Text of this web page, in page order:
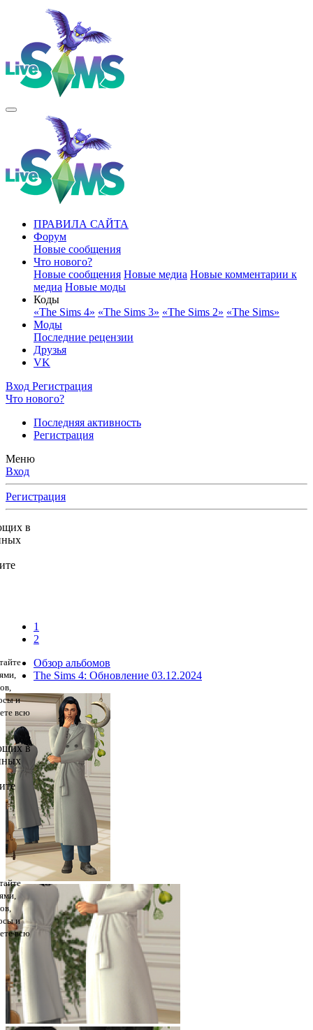
ПРАВИЛА САЙТА
Форум
Новые сообщения
Что нового?
Новые сообщения Новые медиа Новые комментарии к
медиа Новые моды
Коды
«The Sims 4» «The Sims 3» «The Sims 2» «The Sims»
Моды
Последние рецензии
Друзья
VK
Вход Регистрация
Что нового?
Последняя активность
Регистрация
Меню
Вход
Регистрация
в
и
всю
в
и
всю
1
2
Обзор альбомов
The Sims 4: Обновление 03.12.2024